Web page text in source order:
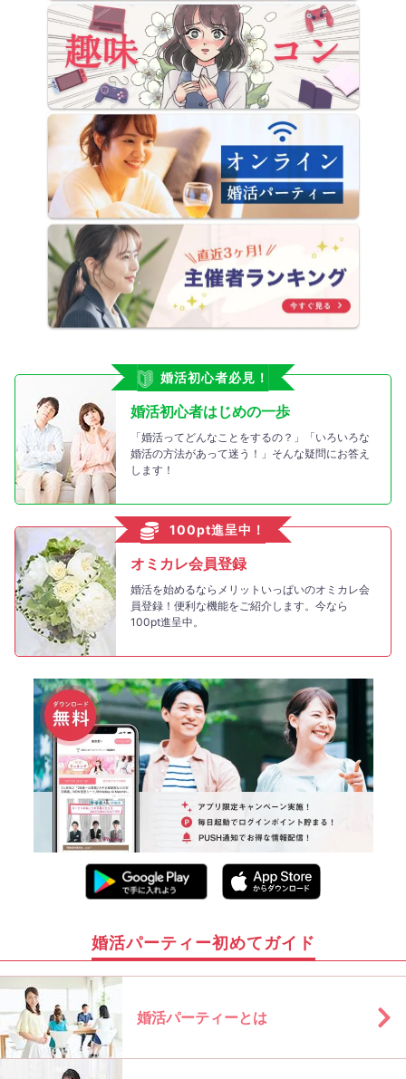
婚活初心者必見！
婚活初心者はじめの一歩
「婚活ってどんなことをするの？」「いろいろな
婚活の方法があって迷う！」そんな疑問にお答え
します！
100pt進呈中！
オミカレ会員登録
婚活を始めるならメリットいっぱいのオミカレ会
員登録！便利な機能をご紹介します。今なら
100pt進呈中。
婚活パーティー初めてガイド
婚活パーティーとは